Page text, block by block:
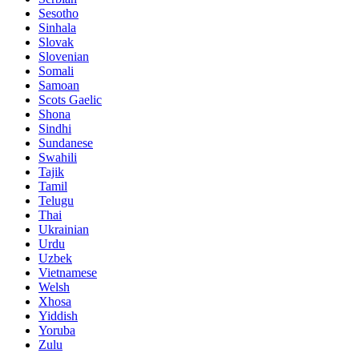
Sesotho
Sinhala
Slovak
Slovenian
Somali
Samoan
Scots Gaelic
Shona
Sindhi
Sundanese
Swahili
Tajik
Tamil
Telugu
Thai
Ukrainian
Urdu
Uzbek
Vietnamese
Welsh
Xhosa
Yiddish
Yoruba
Zulu